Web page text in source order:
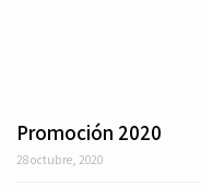
Promoción 2020
28 octubre, 2020